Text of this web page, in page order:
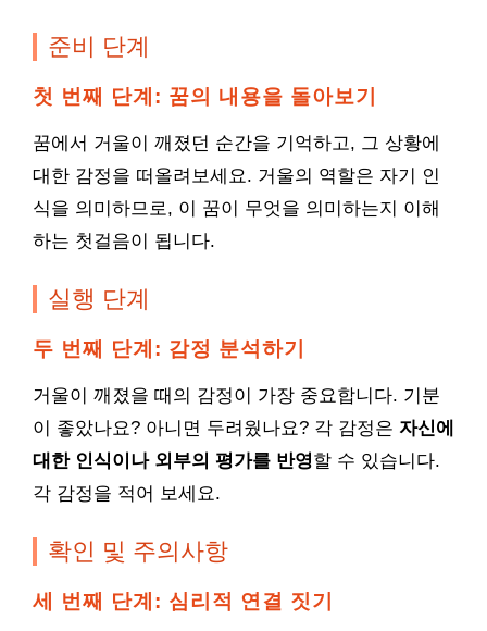
준비 단계
첫 번째 단계: 꿈의 내용을 돌아보기
꿈에서 거울이 깨졌던 순간을 기억하고, 그 상황에
대한 감정을 떠올려보세요. 거울의 역할은 자기 인
식을 의미하므로, 이 꿈이 무엇을 의미하는지 이해
하는 첫걸음이 됩니다.
실행 단계
두 번째 단계: 감정 분석하기
거울이 깨졌을 때의 감정이 가장 중요합니다. 기분
이 좋았나요? 아니면 두려웠나요? 각 감정은 자신에
대한 인식이나 외부의 평가를 반영할 수 있습니다.
각 감정을 적어 보세요.
확인 및 주의사항
세 번째 단계: 심리적 연결 짓기